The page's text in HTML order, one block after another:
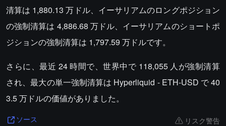
清算は 1,880.13 万ドル、イーサリアムのロングポジション
の強制清算は 4,886.68 万ドル、イーサリアムのショートポ
ジションの強制清算は 1,797.59 万ドルです。
さらに、最近 24 時間で、世界中で 118,055 人が強制清算
され、最大の単一強制清算は Hyperliquid - ETH-USD で 40
3.5 万ドルの価値がありました。
ソース リスク警告